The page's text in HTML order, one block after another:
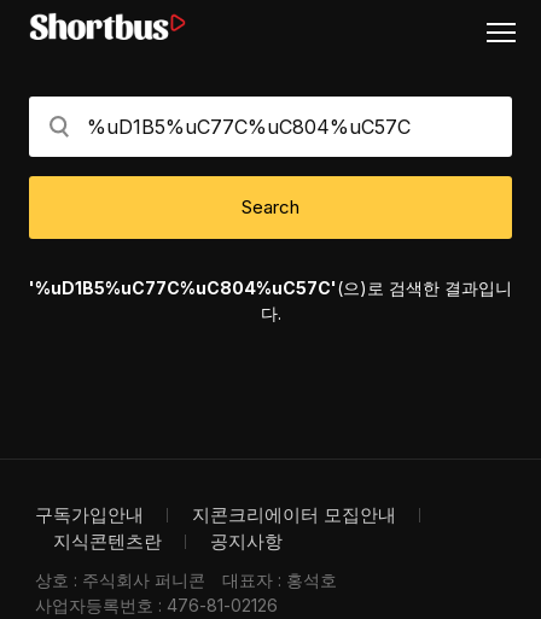
Search
'%uD1B5%uC77C%uC804%uC57C'(으)로 검색한 결과입니
다.
구독가입안내
지콘크리에이터 모집안내
지식콘텐츠란
공지사항
상호 : 주식회사 퍼니콘
대표자 : 홍석호
사업자등록번호 : 476-81-02126